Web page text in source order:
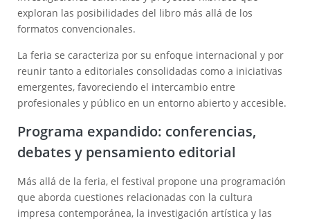
exploran las posibilidades del libro más allá de los
formatos convencionales.
La feria se caracteriza por su enfoque internacional y por
reunir tanto a editoriales consolidadas como a iniciativas
emergentes, favoreciendo el intercambio entre
profesionales y público en un entorno abierto y accesible.
Programa expandido: conferencias,
debates y pensamiento editorial
Más allá de la feria, el festival propone una programación
que aborda cuestiones relacionadas con la cultura
impresa contemporánea, la investigación artística y las